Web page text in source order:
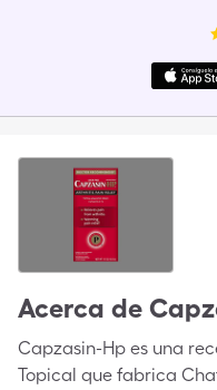
Acerca de
Capzasin-Hp es una
Topical que fabrica